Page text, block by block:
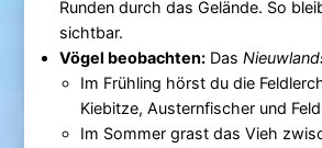
Runden durch das Gelände. So
sichtbar.
Vögel beobachten:Das
Im Frühling hörst du die
Kiebitze, Austernfischer und
Im Sommer grast das Vieh